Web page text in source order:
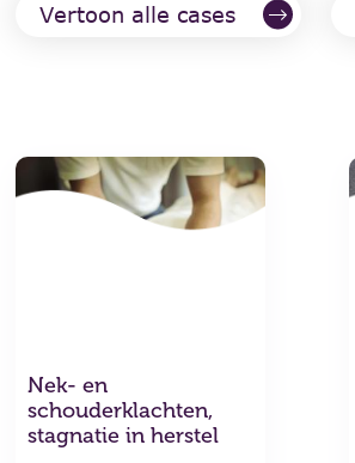
Vertoon alle cases
Nek- en
schouderklachten,
stagnatie in herstel